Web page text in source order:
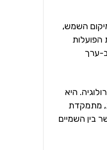
השמש,
ערך
היא
מתמקדת
בין השמיים